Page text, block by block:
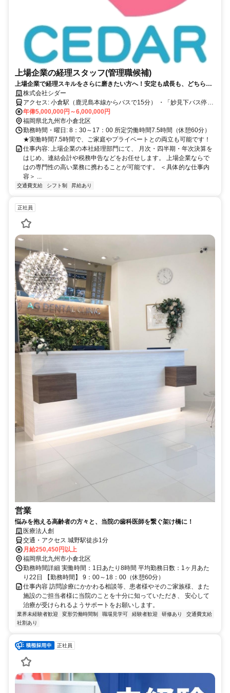
上場企業の経理スタッフ(管理職候補)
上場企業で経理スキルをさらに磨きたい方へ！安定も成長も、どちらも
叶う！【スタンダード上場企業！】
株式会社シダー
アクセス: 小倉駅（鹿児島本線からバスで15分） ・「妙見下バス停」
より徒歩1分 ・「足立バス停」より徒歩2分 ■バス停の前の前！雨の
日も通勤便利です。 ■車・バイク通勤もOK★駐車場完備
年俸5,000,000円～6,000,000円
福岡県北九州市小倉北区
勤務時間・曜日: 8：30～17：00 所定労働時間7.5時間（休憩60分）
★実働時間7.5時間で、ご家庭やプライベートとの両⽴も可能です！
仕事内容: 上場企業の本社経理部門にて、 月次・四半期・年次決算を
はじめ、連結会計や税務申告などをお任せします。 上場企業ならで
はの専門性の高い業務に携わることが可能です。 ＜具体的な仕事内
容＞ ...
交通費支給 シフト制 昇給あり
正社員
営業
悩みを抱える高齢者の方々と、当院の歯科医師を繋ぐ架け橋に！
医療法人創
交通・アクセス 城野駅徒歩1分
月給250,450円以上
福岡県北九州市小倉北区
勤務時間詳細 実働時間：1日あたり8時間 平均勤務日数：1ヶ月あた
り22日 【勤務時間】 9：00～18：00（休憩60分）
仕事内容 訪問診療にかかわる相談等、患者様やそのご家族様、また
施設のご担当者様に当院のことを十分に知っていただき、 安心して
治療が受けられるようサポートをお願いします。
業界未経験者歓迎 変形労働時間制 職場見学可 経験者歓迎 研修あり
交通費支給
社割あり
正社員